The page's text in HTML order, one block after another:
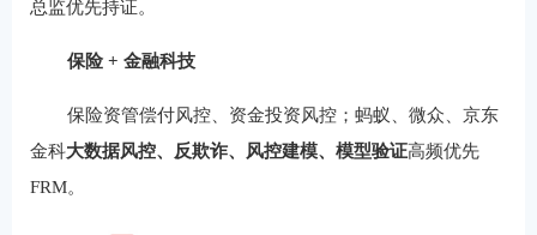
总监优先持证。
保险 + 金融科技
保险资管偿付风控、资金投资风控；蚂蚁、微众、京东
金科大数据风控、反欺诈、风控建模、模型验证高频优先
FRM。